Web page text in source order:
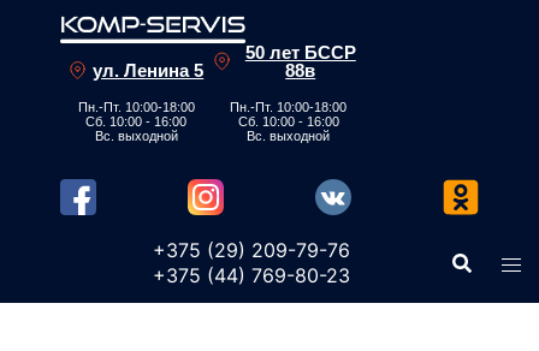
ул. Ленина 5
Пн.-Пт. 10:00-18:00
Сб. 10:00 - 16:00
Вс. выходной
50 лет БССР
88в
Пн.-Пт. 10:00-18:00
Сб. 10:00 - 16:00
Вс. выходной
+375 (29) 209-79-76
+375 (44) 769-80-23